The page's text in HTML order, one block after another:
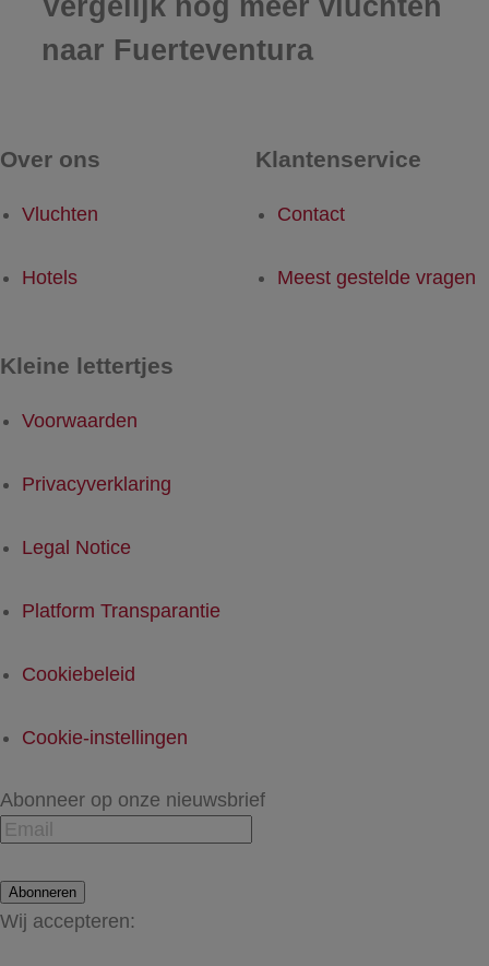
Vergelijk nog meer vluchten
naar Fuerteventura
Over ons
Vluchten
Hotels
Klantenservice
Contact
Meest gestelde vragen
Kleine lettertjes
Voorwaarden
Privacyverklaring
Legal Notice
Platform Transparantie
Cookiebeleid
Cookie-instellingen
Abonneer op onze nieuwsbrief
Abonneren
Wij accepteren: